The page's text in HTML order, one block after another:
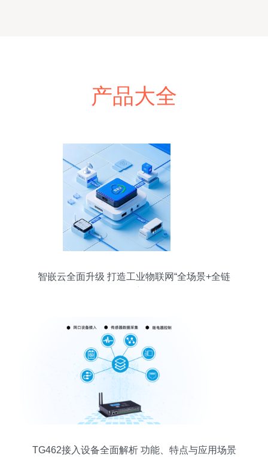
产品大全
智嵌云全面升级 打造工业物联网“全场景+全链
TG462接入设备全面解析 功能、特点与应用场景